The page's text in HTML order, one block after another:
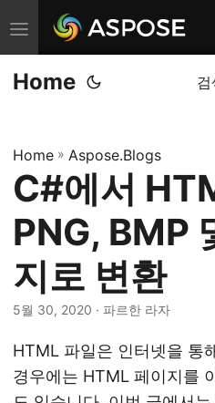
탐
색
전
Home 검
Home » Aspose.Blogs
C#에서
PNG, BMP
지로 변환
5월 30, 2020 · 파르한 라자
HTML 파일은 인터넷을 통
경우에는 HTML 페이지를